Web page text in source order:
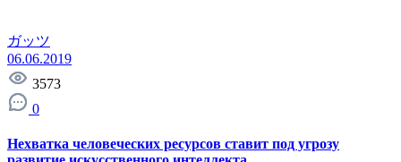
ガッツ
06.06.2019
3573
0
Нехватка человеческих ресурсов ставит под угрозу